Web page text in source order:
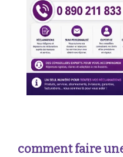
comment faire